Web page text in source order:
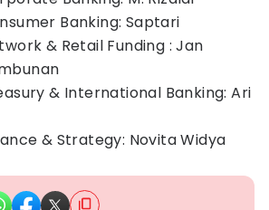
Banking: Saptari
& Retail Funding : Jan
& International Banking: Ari
& Strategy: Novita Widya